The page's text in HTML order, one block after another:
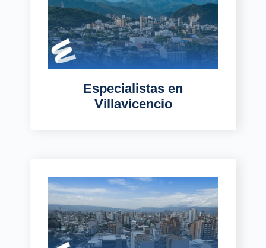
Especialistas en
Villavicencio